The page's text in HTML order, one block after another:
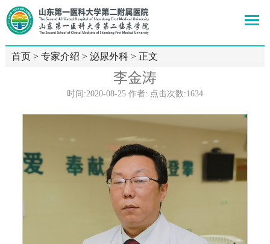
首页> 专家介绍 > 泌尿外科> 正文
李金涛
时间:2020-08-25 作者: 点击次数:1634